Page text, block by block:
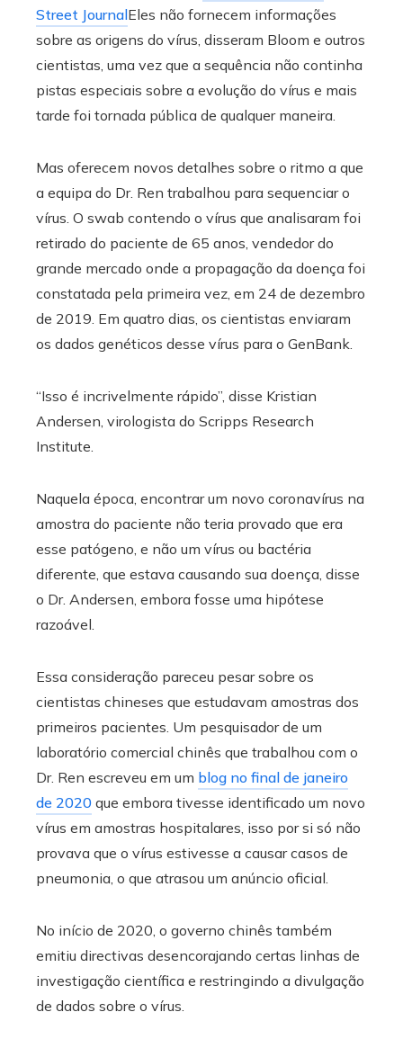
Street JournalEles não fornecem informações
sobre as origens do vírus, disseram Bloom e outros
cientistas, uma vez que a sequência não continha
pistas especiais sobre a evolução do vírus e mais
tarde foi tornada pública de qualquer maneira.
Mas oferecem novos detalhes sobre o ritmo a que
a equipa do Dr. Ren trabalhou para sequenciar o
vírus. O swab contendo o vírus que analisaram foi
retirado do paciente de 65 anos, vendedor do
grande mercado onde a propagação da doença foi
constatada pela primeira vez, em 24 de dezembro
de 2019. Em quatro dias, os cientistas enviaram
os dados genéticos desse vírus para o GenBank.
“Isso é incrivelmente rápido”, disse Kristian
Andersen, virologista do Scripps Research
Institute.
Naquela época, encontrar um novo coronavírus na
amostra do paciente não teria provado que era
esse patógeno, e não um vírus ou bactéria
diferente, que estava causando sua doença, disse
o Dr. Andersen, embora fosse uma hipótese
razoável.
Essa consideração pareceu pesar sobre os
cientistas chineses que estudavam amostras dos
primeiros pacientes. Um pesquisador de um
laboratório comercial chinês que trabalhou com o
Dr. Ren escreveu em um blog no final de janeiro
de 2020 que embora tivesse identificado um novo
vírus em amostras hospitalares, isso por si só não
provava que o vírus estivesse a causar casos de
pneumonia, o que atrasou um anúncio oficial.
No início de 2020, o governo chinês também
emitiu directivas desencorajando certas linhas de
investigação científica e restringindo a divulgação
de dados sobre o vírus.